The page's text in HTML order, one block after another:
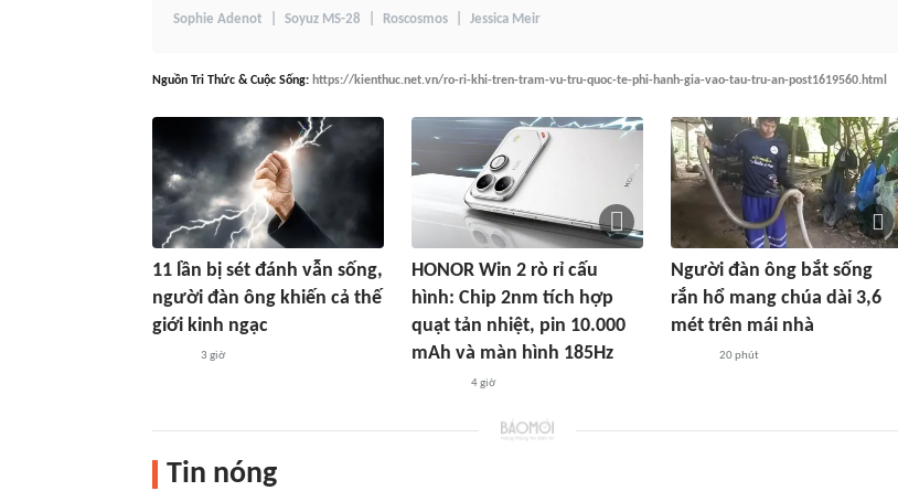
Sophie Adenot Soyuz MS-28 Roscosmos Jessica Meir
Nguồn Tri Thức & Cuộc Sống: https://kienthuc.net.vn/ro-ri-khi-tren-tram-vu-tru-quoc-te-phi-hanh-gia-vao-tau-tru-an-post1619560.html
11 lần bị sét đánh vẫn sống,
người đàn ông khiến cả thế
giới kinh ngạc
3 giờ
HONOR Win 2 rò rỉ cấu
hình: Chip 2nm tích hợp
quạt tản nhiệt, pin 10.000
mAh và màn hình 185Hz
4 giờ
Người đàn ông bắt sống
rắn hổ mang chúa dài 3,6
mét trên mái nhà
20 phút
Tin nóng